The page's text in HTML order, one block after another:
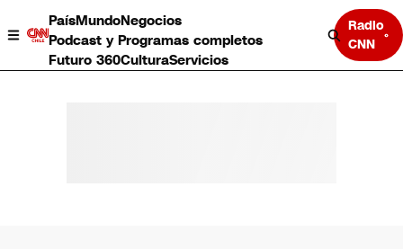
PaísMundoNegocios
Podcast y Programas completos
Futuro 360CulturaServicios
Radio
CNN